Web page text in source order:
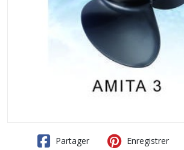
Partager Enregistrer